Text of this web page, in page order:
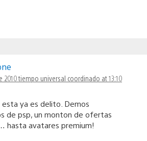
2010 tiempo universal coordinado at 13:10
esta ya es delito. Demos
de psp, un monton de ofertas
hasta avatares premium!